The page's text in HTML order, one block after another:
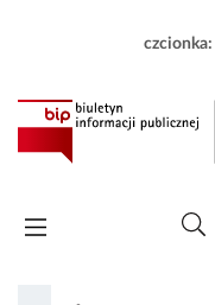
czcionka: